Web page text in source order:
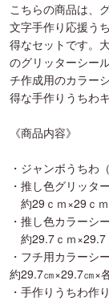
こちらの商品は、
文字手作り応援う
得なセットです。
のグリッターシー
チ作成用のカラー
得な手作りうちわ
《商品内容》
・ジャンボうちわ
・推し色グリッタ
約29ｃｍ×29ｃ
・推し色カラーシ
約29.7ｃｍ×29.7
・フチ用カラーシ
約29.7㎝×29.7㎝×
・手作りうちわ作